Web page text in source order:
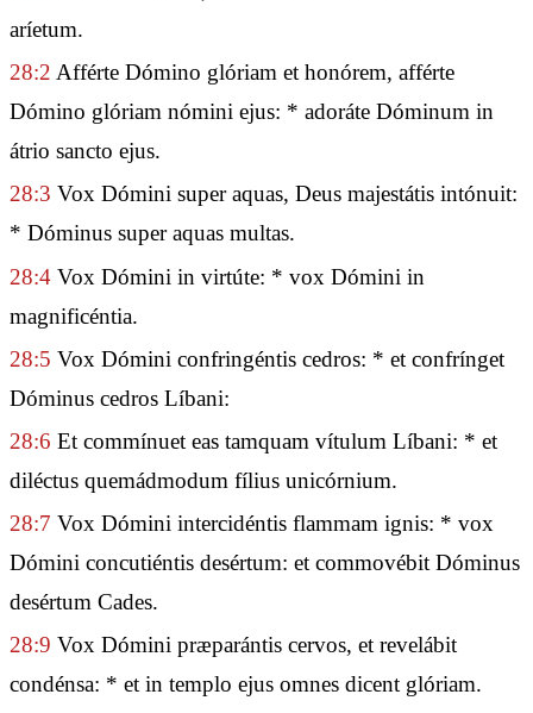
aríetum.
28:2 Afférte Dómino glóriam et honórem, afférte
Dómino glóriam nómini ejus: * adoráte Dóminum in
átrio sancto ejus.
28:3 Vox Dómini super aquas, Deus majestátis intónuit:
* Dóminus super aquas multas.
28:4 Vox Dómini in virtúte: * vox Dómini in
magnificéntia.
28:5 Vox Dómini confringéntis cedros: * et confrínget
Dóminus cedros Líbani:
28:6 Et commínuet eas tamquam vítulum Líbani: * et
diléctus quemádmodum fílius unicórnium.
28:7 Vox Dómini intercidéntis flammam ignis: * vox
Dómini concutiéntis desértum: et commovébit Dóminus
desértum Cades.
28:9 Vox Dómini præparántis cervos, et revelábit
condénsa: * et in templo ejus omnes dicent glóriam.